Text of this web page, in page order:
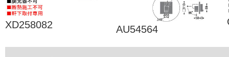
XD258082 AU54564